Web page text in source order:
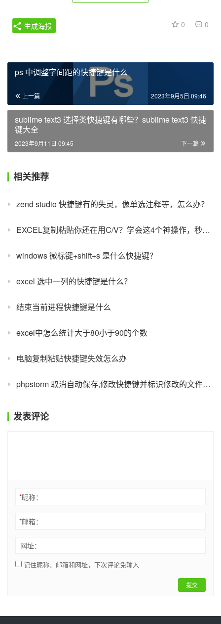
0 0
生成海报
ps 中调整字间距的快捷键是什么
上一篇 2023年9月5日 09:46
sublime text3 选择类快捷键有哪些？sublime text3 快捷
键大全
下一篇
2023年9月11日 09:45
相关推荐
zend studio 快捷键有的失灵，像单选注释等，怎么办？
EXCEL复制粘贴你还在用C/V？学会这4个神操作，秒变高手
windows 微标键+shift+s 是什么快捷键？
excel 选中一列的快捷键是什么？
结束当前进程快捷键是什么
excel中怎么统计大于80小于90的个数
电脑复制粘贴快捷键失效怎么办
phpstorm 取消自动保存,修改快捷键并标识修改的文件为星星标记
发表评论
*昵称：
*邮箱：
网址：
记住昵称、邮箱和网址，下次评论免输入
提交